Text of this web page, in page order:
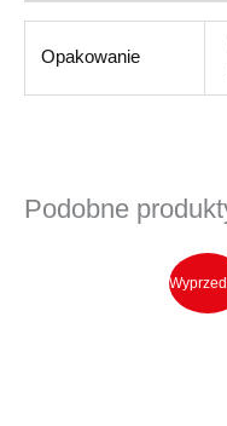
Opakowanie
Podobne
Ten